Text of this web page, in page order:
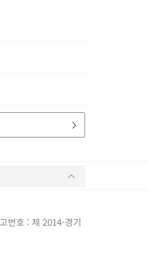
번호 : 제 2014-경기